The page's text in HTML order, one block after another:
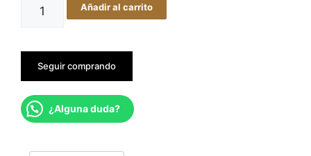
OPULENCE
cantidad
Añadir al carrito
Seguir comprando
¿Alguna duda?